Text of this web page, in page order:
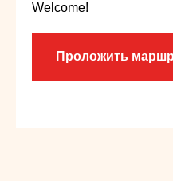
Welcome!
Проложить